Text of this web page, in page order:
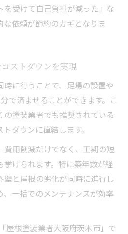
を受けて自己負担が減った」な
な依頼が節約のカギとなりま
ストダウンを実現
時に行うことで、足場の設置や
で済ませることができます。こ
の塗装業者でも推奨されている
ダウンに直結します。
費用削減だけでなく、工期の短
挙げられます。特に築年数が経
壁と屋根の劣化が同時に進行し
、一括でのメンテナンスが効率
屋根塗装業者大阪府茨木市」で